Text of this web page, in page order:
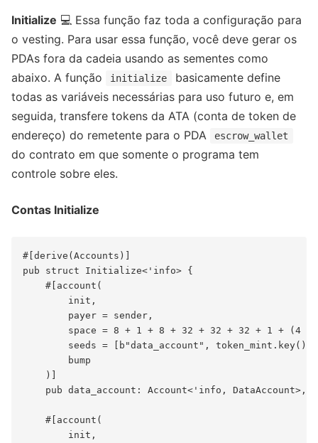
Initialize 💻 Essa função faz toda a configuração para
o vesting. Para usar essa função, você deve gerar os
PDAs fora da cadeia usando as sementes como
abaixo. A função
initialize
basicamente define
todas as variáveis necessárias para uso futuro e, em
seguida, transfere tokens da ATA (conta de token de
endereço) do remetente para o PDA
escrow_wallet
do contrato em que somente o programa tem
controle sobre eles.
Contas Initialize
#[derive(Accounts)]
pub struct Initialize<'info> {
    #[account(
        init,
        payer = sender,
space = 8 + 1 + 8 + 32 + 32 + 32 + 1 + (4
seeds = [b"data_account",
        bump
    )]
    pub data_account: Account<'info, DataAccount>,
    #[account(
        init,